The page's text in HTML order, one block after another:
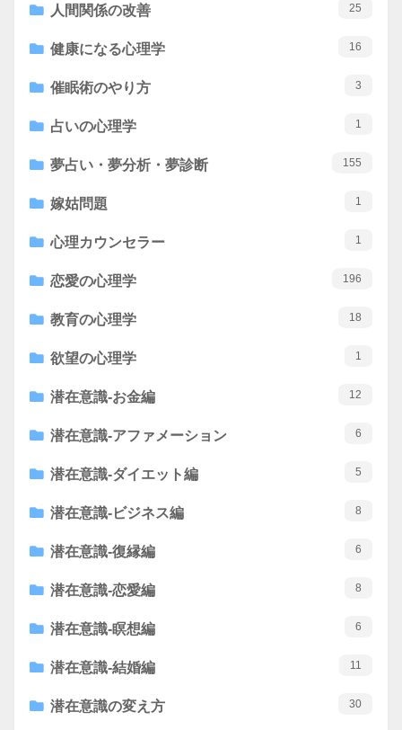
人間関係の改善 25
健康になる心理学 16
催眠術のやり方 3
占いの心理学 1
夢占い・夢分析・夢診断 155
嫁姑問題 1
心理カウンセラー 1
恋愛の心理学 196
教育の心理学 18
欲望の心理学 1
潜在意識-お金編 12
潜在意識-アファメーション 6
潜在意識-ダイエット編 5
潜在意識-ビジネス編 8
潜在意識-復縁編 6
潜在意識-恋愛編 8
潜在意識-瞑想編 6
潜在意識-結婚編 11
潜在意識の変え方 30